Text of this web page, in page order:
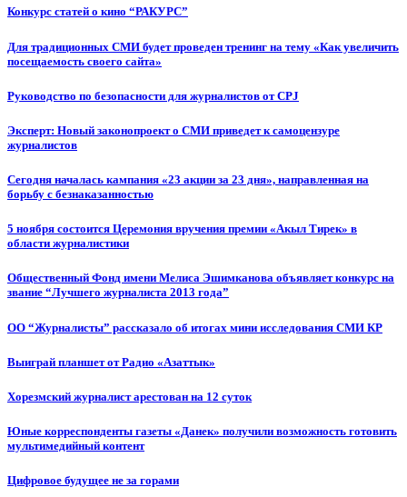
Конкурс статей о кино “РАКУРС”
Для традиционных СМИ будет проведен тренинг на тему «Как увеличить
посещаемость своего сайта»
Руководство по безопасности для журналистов от CPJ
Эксперт: Новый законопроект о СМИ приведет к самоцензуре
журналистов
Сегодня началась кампания «23 акции за 23 дня», направленная на
борьбу с безнаказанностью
5 ноября состоится Церемония вручения премии «Акыл Тирек» в
области журналистики
Общественный Фонд имени Мелиса Эшимканова объявляет конкурс на
звание “Лучшего журналиста 2013 года”
ОО “Журналисты” рассказало об итогах мини исследования СМИ КР
Выиграй планшет от Радио «Азаттык»
Хорезмский журналист арестован на 12 суток
Юные корреспонденты газеты «Данек» получили возможность готовить
мультимедийный контент
Цифровое будущее не за горами